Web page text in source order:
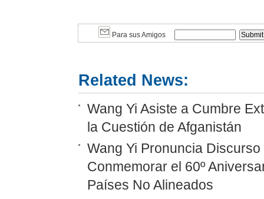
Para sus Amigos
Related News:
Wang Yi Asiste a Cumbre
la Cuestión de Afganistán
Wang Yi Pronuncia
Conmemorar el 60º
Países No Alineados